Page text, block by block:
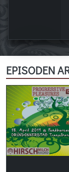
EPISODEN